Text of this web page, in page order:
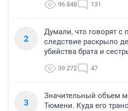
96 848 131
2
Думали, что говорят с
следствие раскрыло
убийства брата и
39 272 47
3
Значительный объем
Тюмени. Куда его